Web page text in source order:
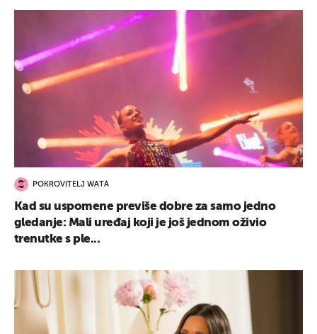
POKROVITELJ WATA
Kad su uspomene previše dobre za samo jedno
gledanje: Mali uređaj koji je još jednom oživio
trenutke s ple...